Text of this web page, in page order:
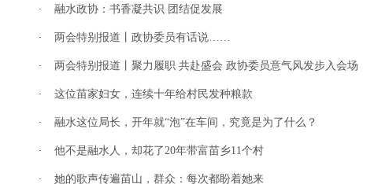
· 融水政协：书香凝共识 团结促发展
· 两会特别报道丨政协委员有话说……
· 两会特别报道丨聚力履职 共赴盛会 政协委员意气风发步入会场
· 这位苗家妇女，连续十年给村民发种粮款
· 融水这位局长，开年就“泡”在车间，究竟是为了什么？
· 他不是融水人，却花了20年带富苗乡11个村
· 她的歌声传遍苗山，群众：每次都盼着她来